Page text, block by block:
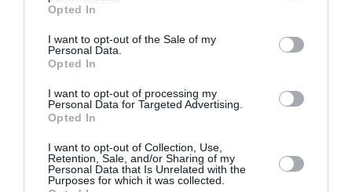
Opted In
I want to opt-out of the Sale of my
Personal Data.
Opted In
I want to opt-out of processing my
Personal Data for Targeted Advertising.
Opted In
I want to opt-out of Collection, Use,
Retention, Sale, and/or Sharing of my
Personal Data that Is Unrelated with the
Purposes for which it was collected.
είχε φύγει ένα μαύρο σύννεφο
ζωήείναιμικρή
, πιες ένα ποτήρι κρασί και
γέλα και εκτίμησε τους ανθρώπους και μην τους
αφήνεις ποτέ να φύγουν. Αυτό είναι το μυστικό.
Αν δεν τους αφήσεις ποτέ να φύγουν, θα είναι
πάντα κοντά σου. Γιατί προτού καλά καλά το
καταλάβεις, θα είστε ξανά μαζί». Αυτή είναι η